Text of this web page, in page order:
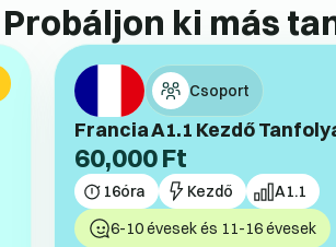
Probáljon ki más
Csoport
Francia A1.1 Kezdő
60,000Ft
16óra Kezdő A1.1
6-10 évesek és 11-16 évesek